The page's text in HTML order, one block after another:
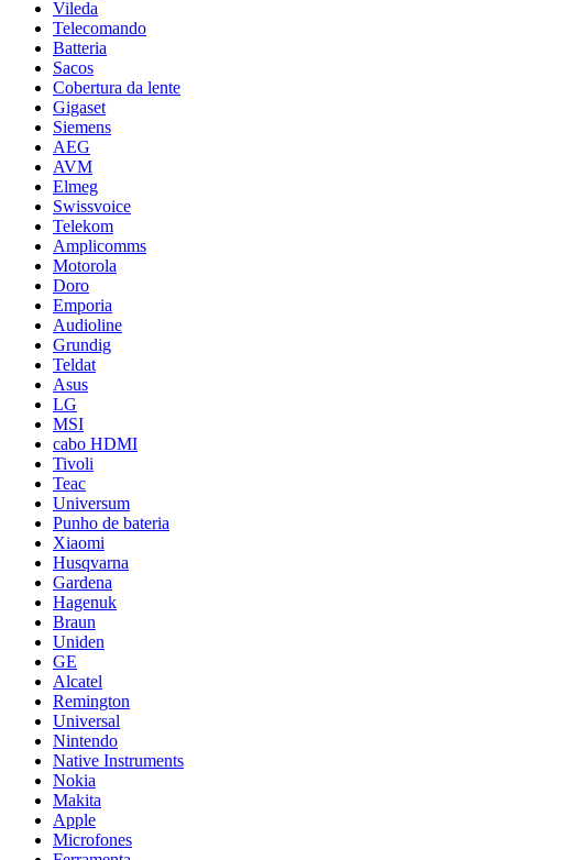
Vileda
Telecomando
Batteria
Sacos
Cobertura da lente
Gigaset
Siemens
AEG
AVM
Elmeg
Swissvoice
Telekom
Amplicomms
Motorola
Doro
Emporia
Audioline
Grundig
Teldat
Asus
LG
MSI
cabo HDMI
Tivoli
Teac
Universum
Punho de bateria
Xiaomi
Husqvarna
Gardena
Hagenuk
Braun
Uniden
GE
Alcatel
Remington
Universal
Nintendo
Native Instruments
Nokia
Makita
Apple
Microfones